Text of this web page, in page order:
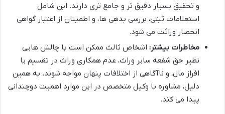
و تحقیق بسیار دقیق تر و جامع تری دارند. این شامل
استعلامات ثبتی، بررسی بدهی ها، و اطمینان از اعتبار گواهی
انحصار وراثت می شود.
مخاطرات بیشتر: اشخاص ثالث ممکن است با چالش هایی
نظیر حق شفعه سایر وراث، عدم همکاری وراث در تقسیم یا
افراز مال، و ناآگاهی از اختلافات پنهان مواجه شوند. به همین
دلیل، مشاوره با وکیل متخصص در این موارد اهمیت دوچندانی
پیدا می کند.